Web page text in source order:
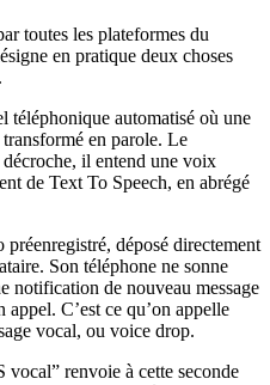
toutes les plateformes du
en pratique deux choses
téléphonique automatisé où une
en parole. Le
il entend une voix
de Text To Speech, en abrégé
déposé directement
Son téléphone ne sonne
notification de nouveau message
C’est ce qu’on appelle
vocal, ou voice drop.
renvoie à cette seconde